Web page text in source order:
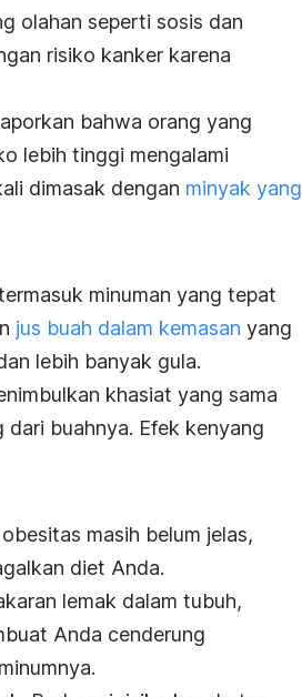
olahan seperti sosis dan
risiko kanker karena
bahwa orang yang
lebih tinggi mengalami
dimasak dengan minyak yang
minuman yang tepat
jus buah dalam kemasan yang
lebih banyak gula.
khasiat yang sama
buahnya. Efek kenyang
masih belum jelas,
diet Anda.
lemak dalam tubuh,
Anda cenderung